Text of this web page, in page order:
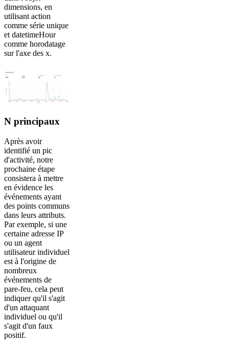
dimensions, en
utilisant action
comme série unique
et datetimeHour
comme horodatage
sur l'axe des x.
N principaux
Après avoir
identifié un pic
d'activité, notre
prochaine étape
consistera à mettre
en évidence les
événements ayant
des points communs
dans leurs attributs.
Par exemple, si une
certaine adresse IP
ou un agent
utilisateur individuel
est à l'origine de
nombreux
événements de
pare-feu, cela peut
indiquer qu'il s'agit
d'un attaquant
individuel ou qu'il
s'agit d'un faux
positif.